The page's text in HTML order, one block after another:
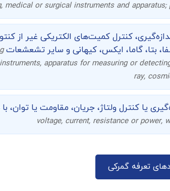
medical or surgical instruments and
بتا، گاما، ایکس، کیهانی و سایر تشعشعات
apparatus for measuring or
ray,
یا کنترل ولتاژ، جریان، مقاومت یا توان،
voltage, current, resistance or power,
تعرفه گمرکی